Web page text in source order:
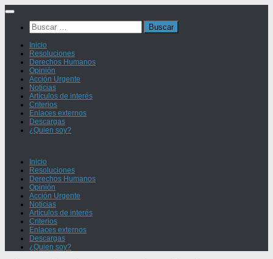
Saltar
contenidoBuscar:
Inicio
Resoluciones
Derechos Humanos
Opinión
Acción Urgente
Noticias
Artículos de interés
Criterios
Enlaces externos
Descargas
¿Quien soy?
Inicio
Resoluciones
Derechos Humanos
Opinión
Acción Urgente
Noticias
Artículos de interés
Criterios
Enlaces externos
Descargas
¿Quien soy?